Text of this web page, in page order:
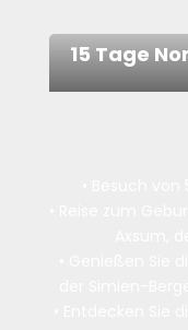
15 Tage